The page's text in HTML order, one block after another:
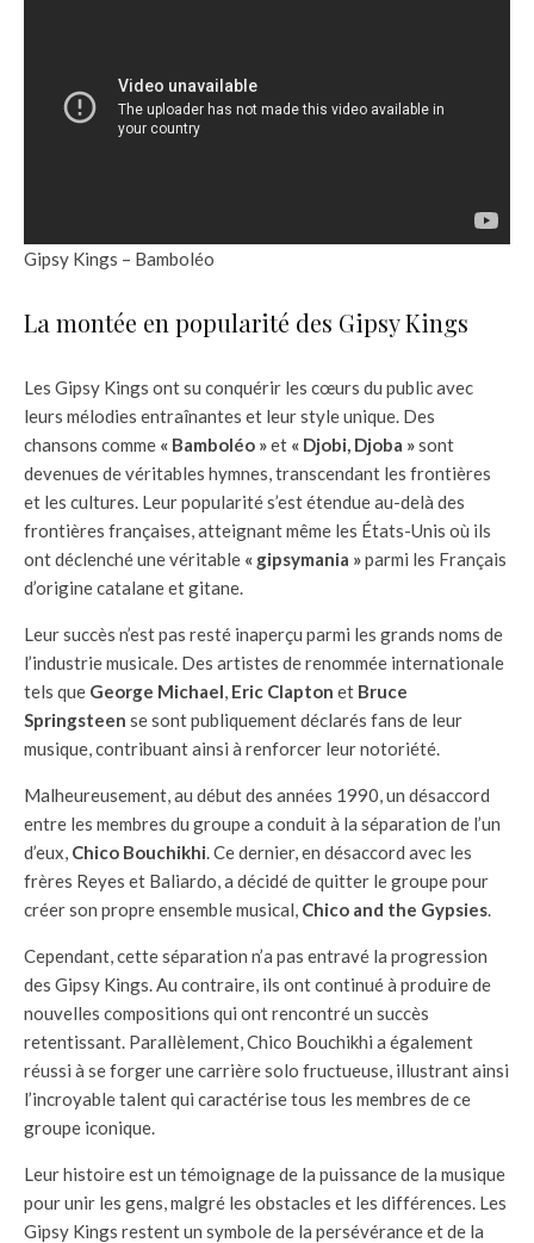
Gipsy Kings – Bamboléo
La montée en popularité des Gipsy Kings
Les Gipsy Kings ont su conquérir les cœurs du public avec
leurs mélodies entraînantes et leur style unique. Des
chansons comme « Bamboléo »et « Djobi, Djoba »sont
devenues de véritables hymnes, transcendant les frontières
et les cultures. Leur popularité s’est étendue au-delà des
frontières françaises, atteignant même les États-Unis où ils
ont déclenché une véritable « gipsymania »parmi les Français
d’origine catalane et gitane.
Leur succès n’est pas resté inaperçu parmi les grands noms de
l’industrie musicale. Des artistes de renommée internationale
tels que George Michael, Eric Clapton et Bruce
Springsteen se sont publiquement déclarés fans de leur
musique, contribuant ainsi à renforcer leur notoriété.
Malheureusement, au début des années 1990, un désaccord
entre les membres du groupe a conduit à la séparation de l’un
d’eux, Chico Bouchikhi. Ce dernier, en désaccord avec les
frères Reyes et Baliardo, a décidé de quitter le groupe pour
créer son propre ensemble musical, Chico and the Gypsies.
Cependant, cette séparation n’a pas entravé la progression
des Gipsy Kings. Au contraire, ils ont continué à produire de
nouvelles compositions qui ont rencontré un succès
retentissant. Parallèlement, Chico Bouchikhi a également
réussi à se forger une carrière solo fructueuse, illustrant ainsi
l’incroyable talent qui caractérise tous les membres de ce
groupe iconique.
Leur histoire est un témoignage de la puissance de la musique
pour unir les gens, malgré les obstacles et les différences. Les
Gipsy Kings restent un symbole de la persévérance et de la